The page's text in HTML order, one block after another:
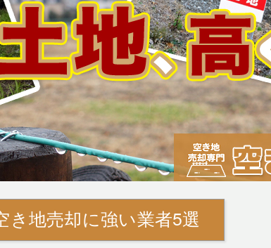
き地売却に強い業者5選